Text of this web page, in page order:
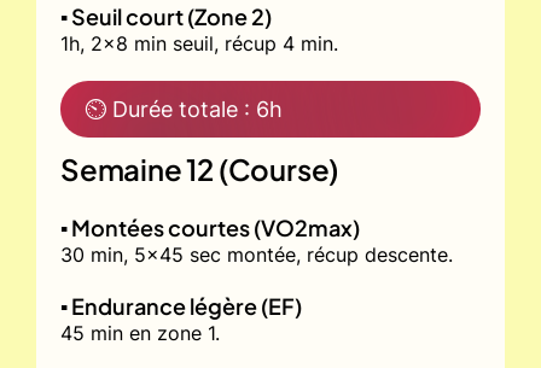
▪️ Seuil court (Zone 2)
1h, 2x8 min seuil, récup 4 min.
⏲ Durée totale : 6h
Semaine 12 (Course)
▪️ Montées courtes (VO2max)
30 min, 5x45 sec montée, récup descente.
▪️ Endurance légère (EF)
45 min en zone 1.